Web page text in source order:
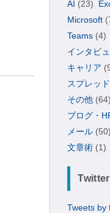
AI (23)
Microsoft
Teams (4)
インタビ
キャリア
スプレッ
その他 (64)
ブログ・
メール (50)
文章術 (1)
Twitter
Tweets by